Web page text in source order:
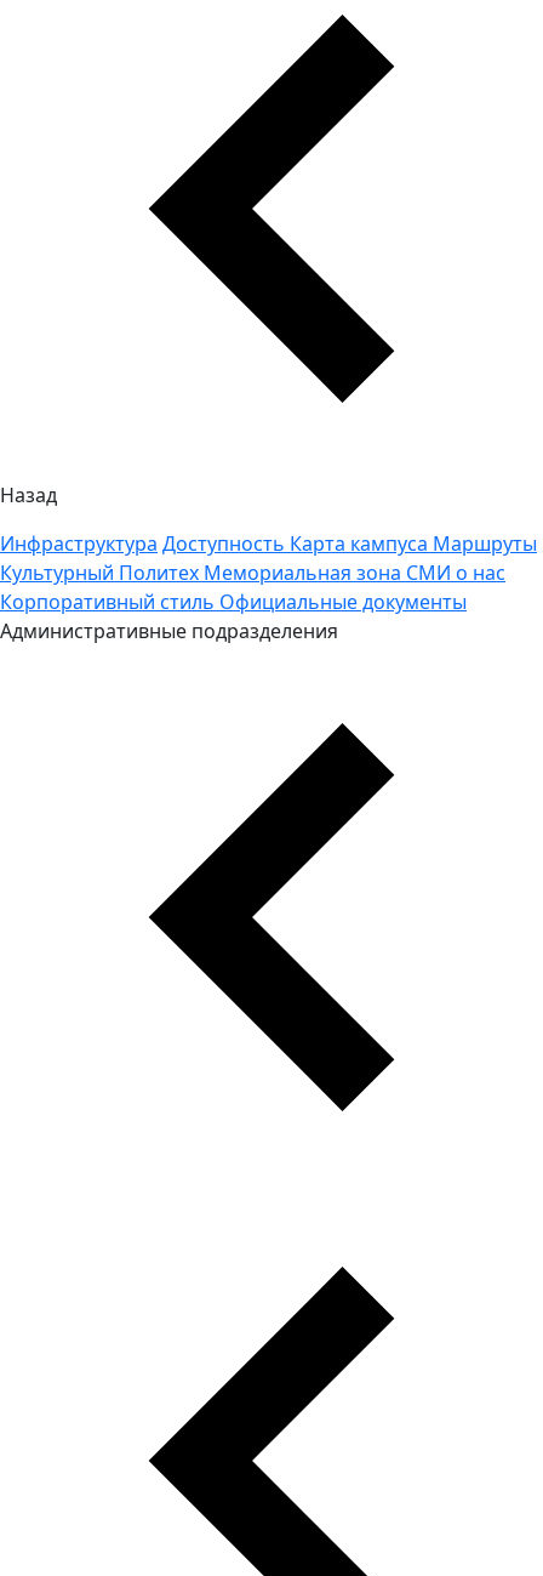
Назад
Инфраструктура Доступность Карта кампуса Маршруты
Культурный Политех Мемориальная зона СМИ о нас
Корпоративный стиль Официальные документы
Административные подразделения